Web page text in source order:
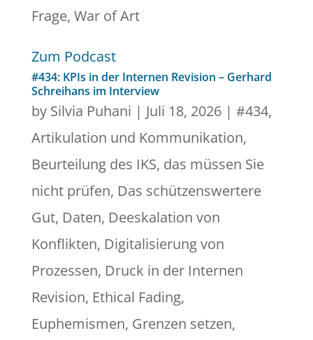
Frage, War of Art
Zum Podcast
#434: KPIs in der Internen Revision – Gerhard
Schreihans im Interview
by Silvia Puhani | Juli 18, 2026| #434,
Artikulation und Kommunikation,
Beurteilung des IKS, das müssen Sie
nicht prüfen, Das schützenswertere
Gut, Daten, Deeskalation von
Konflikten, Digitalisierung von
Prozessen, Druck in der Internen
Revision, Ethical Fading,
Euphemismen, Grenzen setzen,